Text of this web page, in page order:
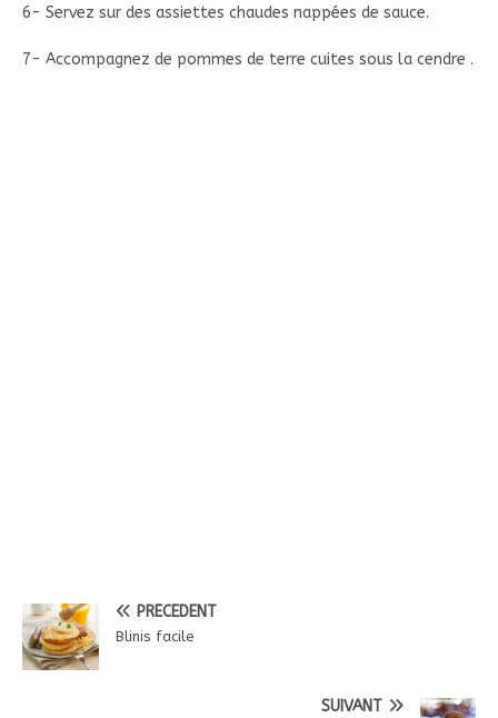
6- Servez sur des assiettes chaudes nappées de sauce.
7- Accompagnez de pommes de terre cuites sous la cendre .
PRÉCÉDENT
Blinis facile
SUIVANT